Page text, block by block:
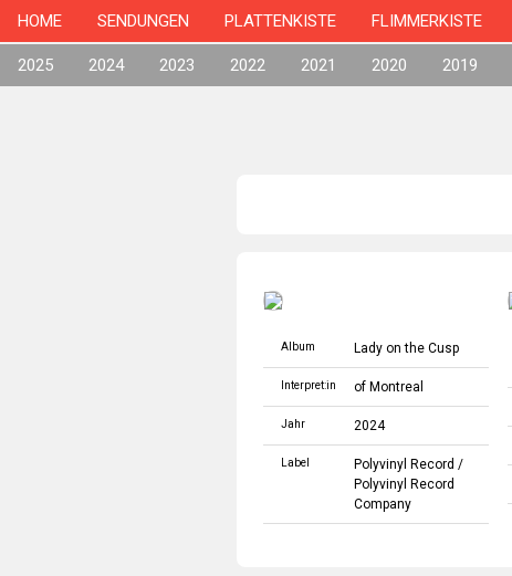
HOME SENDUNGEN PLATTENKISTE FLIMMERKISTE
2025 2024 2023 2022 2021 2020 2019
Album Lady on the Cusp
Interpret:in of Montreal
Jahr 2024
Label Polyvinyl Record /
Polyvinyl Record
Company